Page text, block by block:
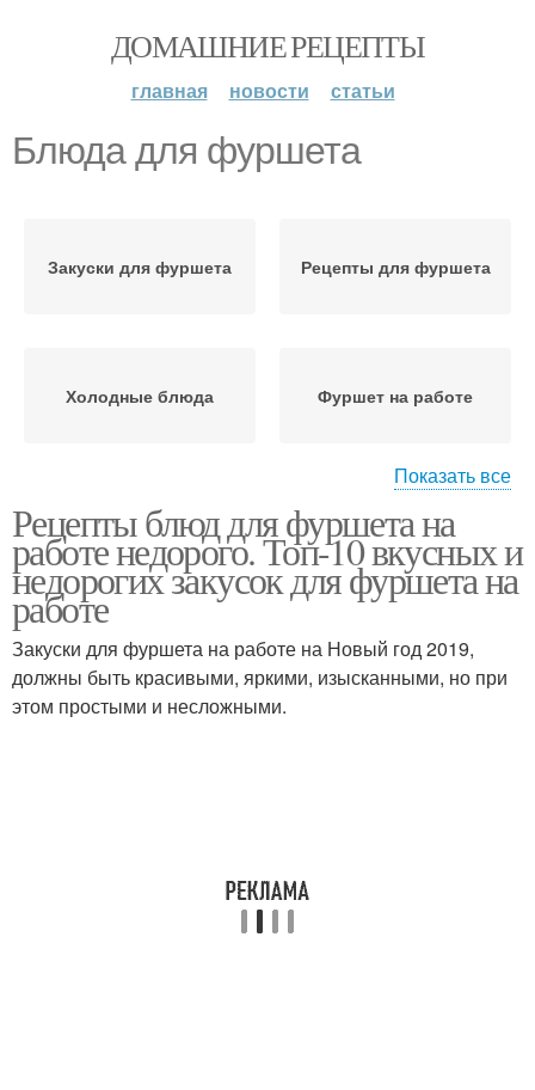
ДОМАШНИЕ РЕЦЕПТЫ
главная новости статьи
Блюда для фуршета
Закуски для фуршета Рецепты для фуршета
Холодные блюда Фуршет на работе
Бутерброды для
фуршета
Меню для фуршета
Показать все
Рецепты блюд для фуршета на
работе недорого. Топ-10 вкусных и
недорогих закусок для фуршета на
работе
Закуски для фуршета на работе на Новый год 2019,
должны быть красивыми, яркими, изысканными, но при
этом простыми и несложными.